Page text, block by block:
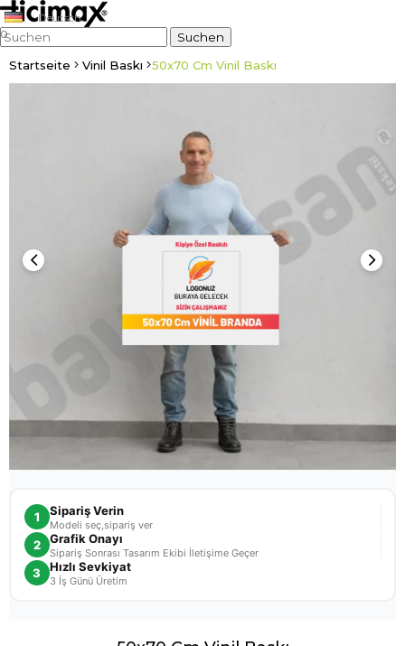
Deutsch
0
Startseite Vinil Baskı 50x70 Cm Vinil Baskı
1 Sipariş Verin
Modeli seç,sipariş ver
2 Grafik Onayı
Sipariş Sonrası Tasarım Ekibi İletişime Geçer
3 Hızlı Sevkiyat
3 İş Günü Üretim